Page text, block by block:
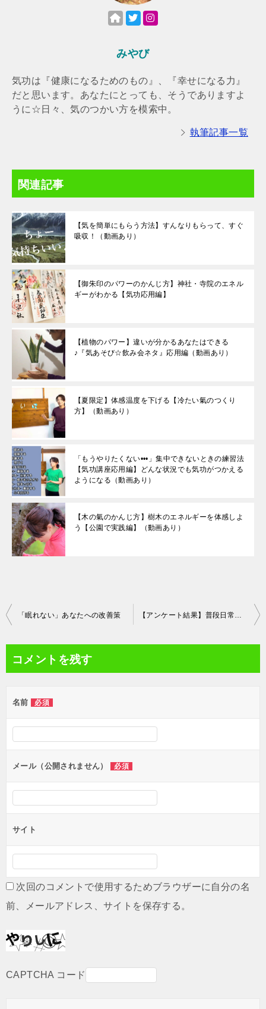
みやび
気功は『健康になるためのもの』、『幸せになる力』
だと思います。あなたにとっても、そうでありますよ
うに☆日々、気のつかい方を模索中。
執筆記事一覧
関連記事
【気を簡単にもらう方法】すんなりもらって、すぐ
吸収！（動画あり）
【御朱印のパワーのかんじ方】神社・寺院のエネル
ギーがわかる【気功応用編】
【植物のパワー】違いが分かるあなたはできる
♪『気あそび☆飲み会ネタ』応用編（動画あり）
【夏限定】体感温度を下げる【冷たい氣のつくり
方】（動画あり）
「もうやりたくない•••」集中できないときの練習法
【気功講座応用編】どんな状況でも気功がつかえる
ようになる（動画あり）
【木の氣のかんじ方】樹木のエネルギーを体感しよ
う【公園で実践編】（動画あり）
投
ビ
ー
シ
ョ
ン
「眠れない」あなたへの改善策 【アンケート結果】普段日常で「気をかんじる」ことを、どんなことに使っていますか？
コメントを残す
名前 必須
メール（公開されません） 必須
サイト
次回のコメントで使用するためブラウザーに自分の名
前、メールアドレス、サイトを保存する。
CAPTCHA コード